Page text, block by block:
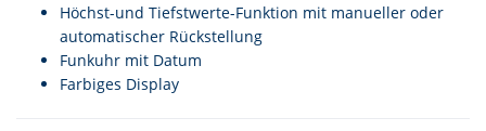
Höchst-und Tiefstwerte-Funktion mit manueller oder
automatischer Rückstellung
Funkuhr mit Datum
Farbiges Display